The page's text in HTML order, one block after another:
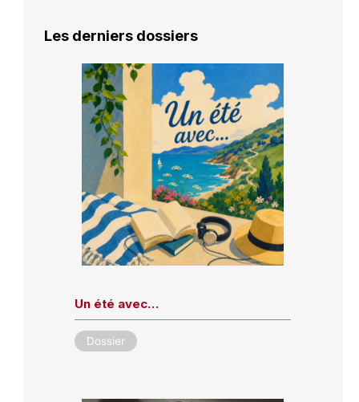
Les derniers dossiers
Un été avec…
Dossier